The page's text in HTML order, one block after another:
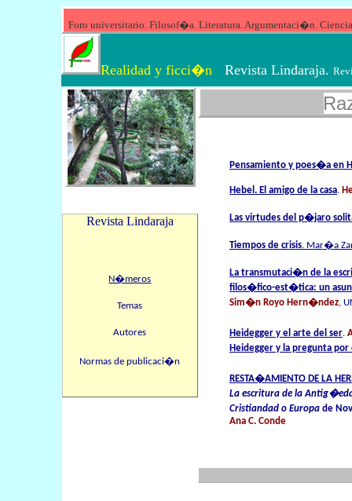
Foro universitario. Filosof�a. Literatura.
Realidad y ficci�n Revista Lindaraja.
Revista Lindaraja
N�meros
Temas
Autores
Normas de publicaci�n
Pensamiento y poes�a en
Hebel. El amigo de la casa.
Las virtudes del p�jaro
Tiempos de crisis. Mar�a
La transmutaci�n de la
filos�fico-est�tica: un
Sim�n Royo Hern�ndez,
Heidegger y el arte del ser.
Heidegger y la pregunta
RESTA�AMIENTO DE LA
La escritura de la
Cristiandad o Europa de
Ana C. Conde